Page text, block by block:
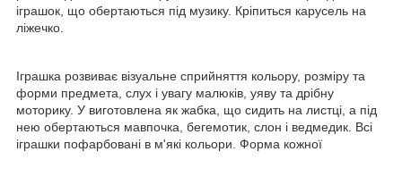
іграшок, що обертаються під музику. Кріпиться карусель на
ліжечко.
Іграшка розвиває візуальне сприйняття кольору, розміру та
форми предмета, слух і увагу малюків, уяву та дрібну
моторику. У виготовлена як жабка, що сидить на листці, а під
нею обертаються мавпочка, бегемотик, слон і ведмедик. Всі
іграшки пофарбовані в м'які кольори. Форма кожної